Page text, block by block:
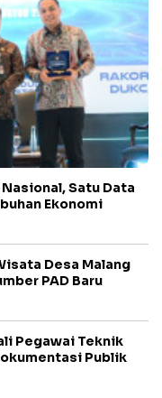
Satu Data
Ekonomi
Desa Malang
PAD Baru
Pegawai Teknik
Publik